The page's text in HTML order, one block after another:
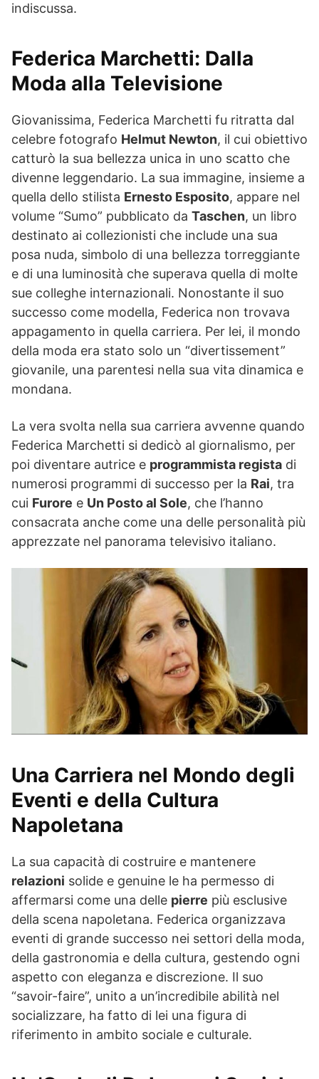
indiscussa.
Federica Marchetti: Dalla
Moda alla Televisione
Giovanissima, Federica Marchetti fu ritratta dal
celebre fotografo Helmut Newton, il cui obiettivo
catturò la sua bellezza unica in uno scatto che
divenne leggendario. La sua immagine, insieme a
quella dello stilista Ernesto Esposito, appare nel
volume “Sumo” pubblicato da Taschen, un libro
destinato ai collezionisti che include una sua
posa nuda, simbolo di una bellezza torreggiante
e di una luminosità che superava quella di molte
sue colleghe internazionali. Nonostante il suo
successo come modella, Federica non trovava
appagamento in quella carriera. Per lei, il mondo
della moda era stato solo un “divertissement”
giovanile, una parentesi nella sua vita dinamica e
mondana.
La vera svolta nella sua carriera avvenne quando
Federica Marchetti si dedicò al giornalismo, per
poi diventare autrice e programmista regista di
numerosi programmi di successo per la Rai, tra
cui Furore e Un Posto al Sole, che l’hanno
consacrata anche come una delle personalità più
apprezzate nel panorama televisivo italiano.
Una Carriera nel Mondo degli
Eventi e della Cultura
Napoletana
La sua capacità di costruire e mantenere
relazioni solide e genuine le ha permesso di
affermarsi come una delle pierre più esclusive
della scena napoletana. Federica organizzava
eventi di grande successo nei settori della moda,
della gastronomia e della cultura, gestendo ogni
aspetto con eleganza e discrezione. Il suo
“savoir-faire”, unito a un’incredibile abilità nel
socializzare, ha fatto di lei una figura di
riferimento in ambito sociale e culturale.